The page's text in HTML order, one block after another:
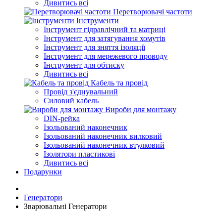
Дивитись всі
Перетворювачі частоти
Інструменти
Інструмент гідравлічний та матриці
Інструмент для затягування хомутів
Інструмент для зняття ізоляції
Інструмент для мережевого проводу
Інструмент для обтиску
Дивитись всі
Кабель та провід
Провід з'єднувальний
Силовий кабель
Вироби для монтажу
DIN-рейка
Ізольований наконечник
Ізольований наконечник вилковий
Ізольований наконечник втулковий
Ізолятори пластикові
Дивитись всі
Подарунки
Генератори
Зварювальні Генератори